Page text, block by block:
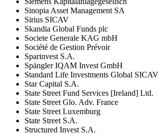
Sinopia Asset Management SA
Sirius SICAV
Skandia Global Funds plc
Societe Generale KAG mbH
Société de Gestion Prévoir
Sparinvest S.A.
Spängler IQAM Invest GmbH
Standard Life Investments Global SICAV
Star Capital S.A.
State Street Fund Services [Ireland] Ltd.
State Street Glo. Adv. France
State Street Luxemburg
State Street S.A.
Structured Invest S.A.